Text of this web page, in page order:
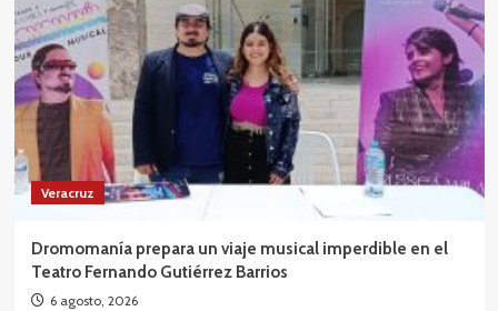
Veracruz
Dromomanía prepara un viaje musical imperdible en el
Teatro Fernando Gutiérrez Barrios
6 agosto, 2026